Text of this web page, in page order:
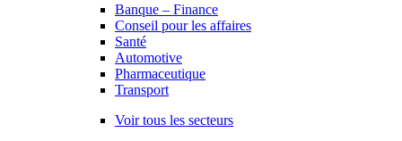
Banque – Finance
Conseil pour les affaires
Santé
Automotive
Pharmaceutique
Transport
Voir tous les secteurs